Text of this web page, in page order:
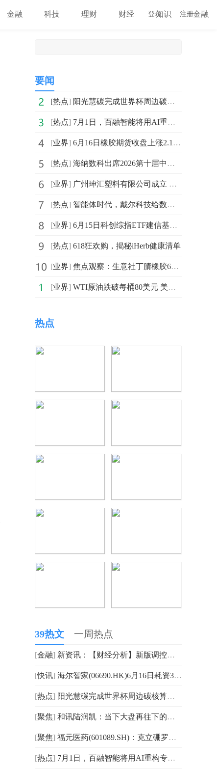
登录 注册
金融 科技 理财 财经 知识 金融
要闻
[热点] 阳光慧碳完成世界杯周边碳核算：全域能碳管理，AI 赋能产业绿色升级
[热点] 7月1日，百融智能将用AI重构专业服务，击碎出海黑箱！
[业界] 6月16日橡胶期货收盘上涨2.11%，报18135元 每日信息
[热点] 海纳数科出席2026第十届中关村数字金融与金融安全大会，共话数智金融新未来
[业界] 广州珅汇塑料有限公司成立 注册资本0.1万人民币|速看料
[热点] 智能体时代，戴尔科技给数据基础架构现代化一个新解法
[业界] 6月15日科创综指ETF建信基金份额增加1500万份，重仓股海光信息、寒武纪、摩尔线程_播资讯
[热点] 618狂欢购，揭秘iHerb健康清单
[业界] 焦点观察：生意社丁腈橡胶6月15日均差继续负向缩小为-387.50元/吨
[业界] WTI原油跌破每桶80美元 美伊达成临时协议
热点
39热文 一周热点
[金融] 新资讯：【财经分析】新版调控方案后首个省级生猪产能调控细则落地 行业加速去产能与整合重构
[快讯] 海尔智家(06690.HK)6月16日耗资3662.1万元回购177万股A股|每日消息
[热点] 阳光慧碳完成世界杯周边碳核算：全域能碳管理，AI 赋能产业绿色升级
[聚焦] 和讯陆润凯：当下大盘再往下的空间不大
[聚焦] 福元医药(601089.SH)：克立硼罗软膏获得药品注册证书
[热点] 7月1日，百融智能将用AI重构专业服务，击碎出海黑箱！